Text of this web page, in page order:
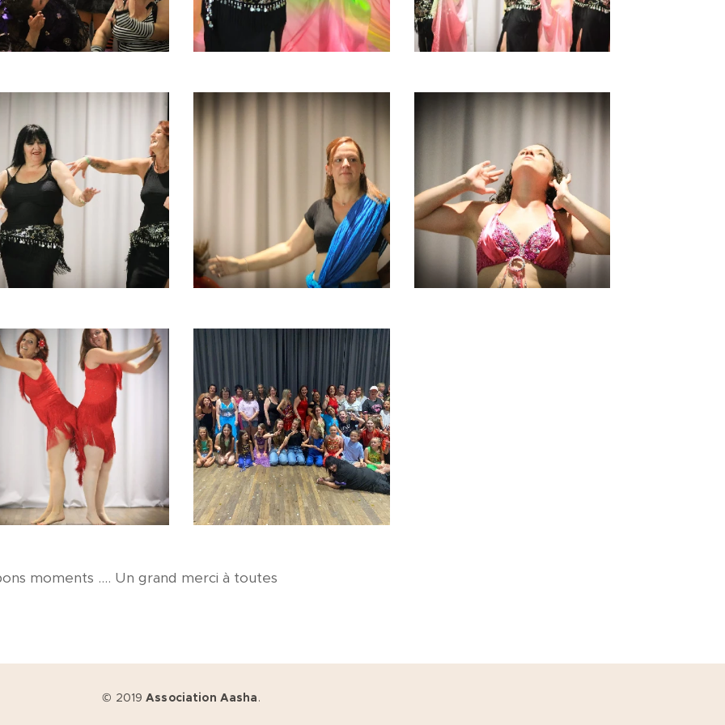
moments .... Un grand merci à toutes
© 2019Association Aasha.